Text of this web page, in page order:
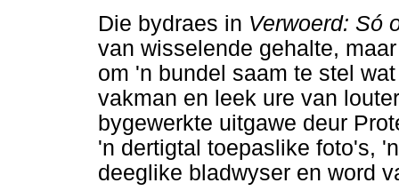
Die bydraes in Verwoerd: Só
van wisselende gehalte,
om 'n bundel saam te stel
vakman en leek ure van
bygewerkte uitgawe deur
'n dertigtal toepaslike foto's,
deeglike bladwyser en word